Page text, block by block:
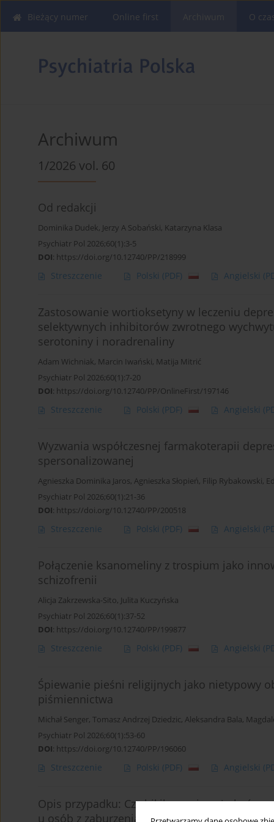
Bieżący numer Online first O
Archiwum
1/2026 vol. 60
Od redakcji
Dominika Dudek, Jerzy A Sobański, Katarzyna Klasa
Psychiatr Pol 2026;60(1):3-5
DOI: https://doi.org/10.12740/PP/218999
Streszczenie Polski (PDF) Angielski
Zastosowanie wortioksetyny w leczeniu
selektywnych inhibitorów zwrotnego
serotoniny i noradrenaliny
Adam Wichniak, Marcin Iwański, Matija Mitrić
Psychiatr Pol 2026;60(1):7-20
DOI: https://doi.org/10.12740/PP/OnlineFirst/197146
Streszczenie Polski (PDF) Angielski
Wyzwania współczesnej farmakoterapii
spersonalizowanej
Agnieszka Dominika Jaros, Agnieszka Słopień, Filip Rybakowski,
Psychiatr Pol 2026;60(1):21-36
DOI: https://doi.org/10.12740/PP/200518
Streszczenie Polski (PDF) Angielski
Połączenie ksanomeliny z trospium jako
schizofrenii
Alicja Zakrzewska-Sito, Julita Kuczyńska
Psychiatr Pol 2026;60(1):37-52
DOI: https://doi.org/10.12740/PP/199877
Streszczenie Polski (PDF) Angielski
Śpiewanie pieśni religijnych jako nietypowy
piśmiennictwa
Michał Senger, Tomasz Andrzej Dziedzic, Aleksandra Bala,
Psychiatr Pol 2026;60(1):53-60
DOI: https://doi.org/10.12740/PP/196060
Streszczenie Polski (PDF) Angielski
Opis przypadku: Czy hikikomori może być
u osób z zaburzeniami ze spektrum autyzmu?